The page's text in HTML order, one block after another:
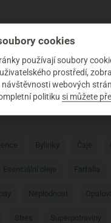
Bylinky Čaje
Esenciální oleje Farfalla
Neplodnost
Stres Superpotraviny
cookies
používají soubory
prostředí,
návštěvnosti webových
politiku si můžete